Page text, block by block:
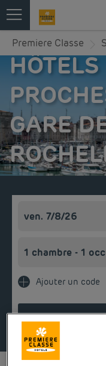
Premiere Classe
GARE
Ajouter un code